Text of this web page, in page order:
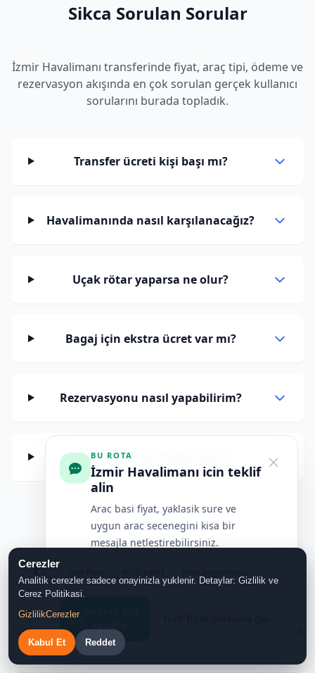
Sikca Sorulan Sorular
İzmir Havalimanı transferinde fiyat, araç tipi, ödeme ve
rezervasyon akışında en çok sorulan gerçek kullanıcı
sorularını burada topladık.
Transfer ücreti kişi başı mı?
Havalimanında nasıl karşılanacağız?
Uçak rötar yaparsa ne olur?
Bagaj için ekstra ücret var mı?
Rezervasyonu nasıl yapabilirim?
Ödemeyi nerede yapacağım?
❓ İzmir Havalimanı transfer fiyatı ve
rezervasyon soruları
İzmir Havalimanı rotasında fiyat, araç seçimi, kapıdan
kapıya varış ve WhatsApp rezervasyon süreci hakkında
kısa cevaplar
BU ROTA
İzmir Havalimanı icin teklif
alin
Arac basi fiyat, yaklasik sure ve
uygun arac secenegini kisa bir
mesajla netlestirebilirsiniz.
Cerezler
Analitik cerezler sadece onayinizla yuklenir. Detaylar: Gizlilik ve
Cerez Politikasi.
GizlilikCerezler
Kabul Et Reddet